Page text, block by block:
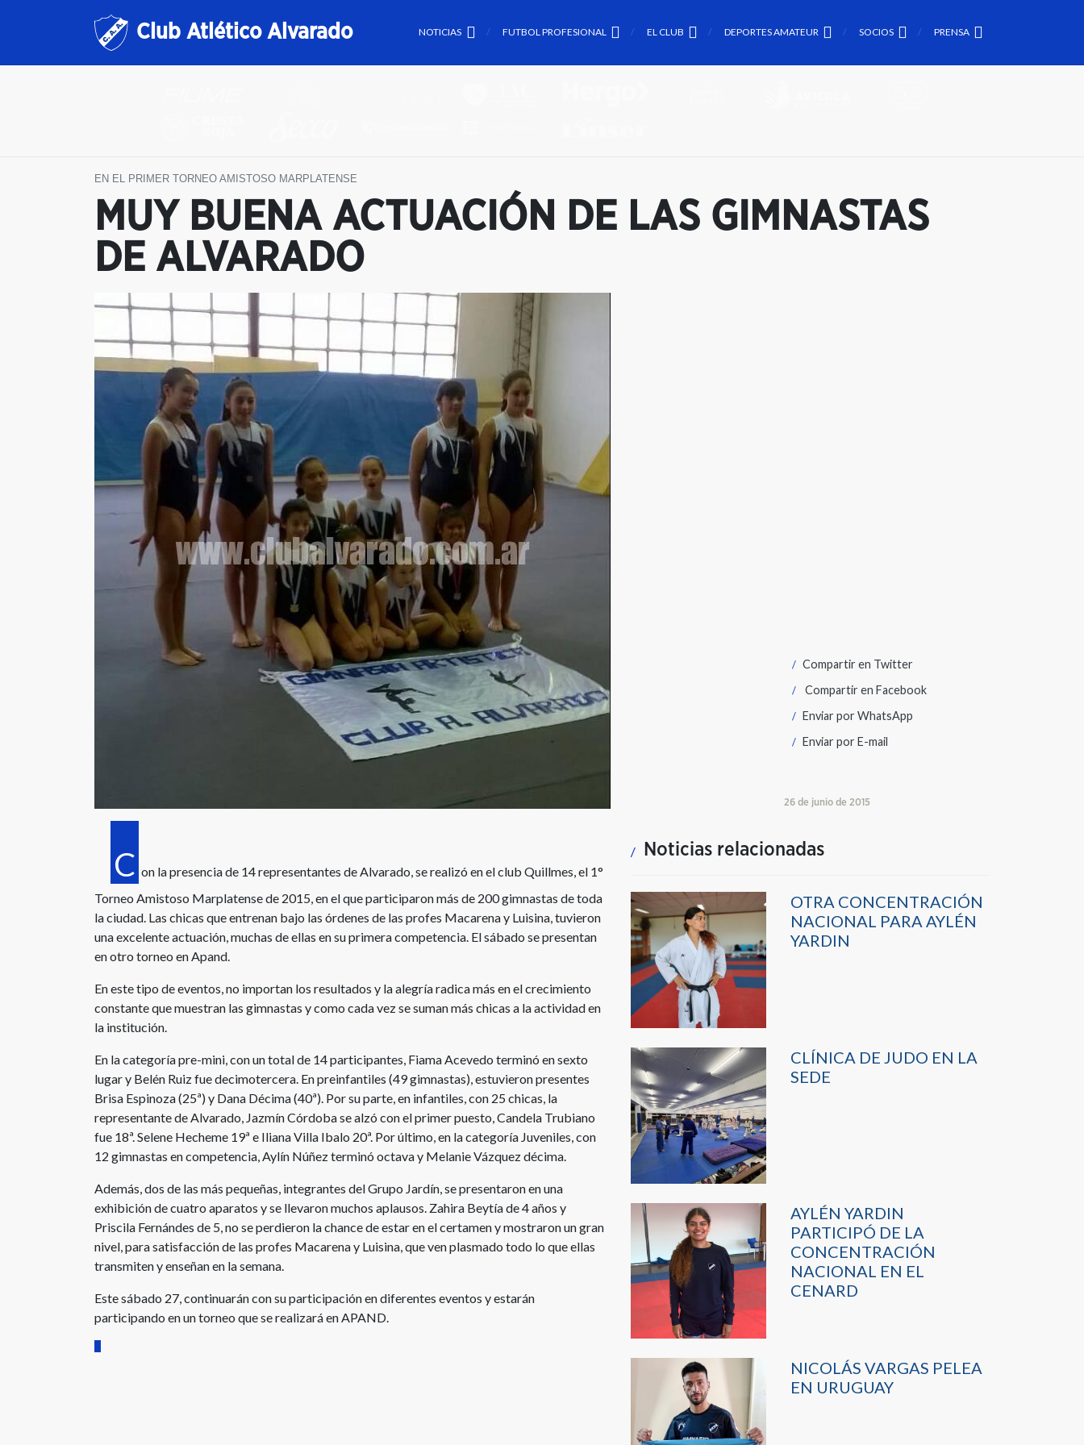
Club Atlético Alvarado NOTICIAS FUTBOL PROFESIONAL EL CLUB DEPORTES AMATEUR SOCIOS PRENSA
EN EL PRIMER TORNEO AMISTOSO MARPLATENSE
MUY BUENA ACTUACIÓN DE LAS GIMNASTAS
DE ALVARADO
Compartir en Twitter
Compartir en Facebook
Enviar porWhatsApp
Enviar porE-mail
26 de junio de 2015
C on la presencia de 14 representantes de Alvarado, se realizó en el club Quillmes, el 1°
Torneo Amistoso Marplatense de 2015, en el que participaron más de 200 gimnastas de toda
la ciudad. Las chicas que entrenan bajo las órdenes de las profes Macarena y Luisina, tuvieron
una excelente actuación, muchas de ellas en su primera competencia. El sábado se presentan
en otro torneo en Apand.
En este tipo de eventos, no importan los resultados y la alegría radica más en el crecimiento
constante que muestran las gimnastas y como cada vez se suman más chicas a la actividad en
la institución.
En la categoría pre-mini, con un total de 14 participantes, Fiama Acevedo terminó en sexto
lugar y Belén Ruiz fue decimotercera. En preinfantiles (49 gimnastas), estuvieron presentes
Brisa Espinoza (25ª) y Dana Décima (40ª). Por su parte, en infantiles, con 25 chicas, la
representante de Alvarado, Jazmín Córdoba se alzó con el primer puesto, Candela Trubiano
fue 18ª. Selene Hecheme 19ª e Iliana Villa Ibalo 20ª. Por último, en la categoría Juveniles, con
12 gimnastas en competencia, Aylín Núñez terminó octava y Melanie Vázquez décima.
Además, dos de las más pequeñas, integrantes del Grupo Jardín, se presentaron en una
exhibición de cuatro aparatos y se llevaron muchos aplausos. Zahira Beytía de 4 años y
Priscila Fernándes de 5, no se perdieron la chance de estar en el certamen y mostraron un gran
nivel, para satisfacción de las profes Macarena y Luisina, que ven plasmado todo lo que ellas
transmiten y enseñan en la semana.
Este sábado 27, continuarán con su participación en diferentes eventos y estarán
participando en un torneo que se realizará en APAND.
Noticias relacionadas
OTRA CONCENTRACIÓN
NACIONAL PARA AYLÉN
YARDIN
CLÍNICA DE JUDO EN LA
SEDE
AYLÉN YARDIN
PARTICIPÓ DE LA
CONCENTRACIÓN
NACIONAL EN EL
CENARD
NICOLÁS VARGAS PELEA
EN URUGUAY